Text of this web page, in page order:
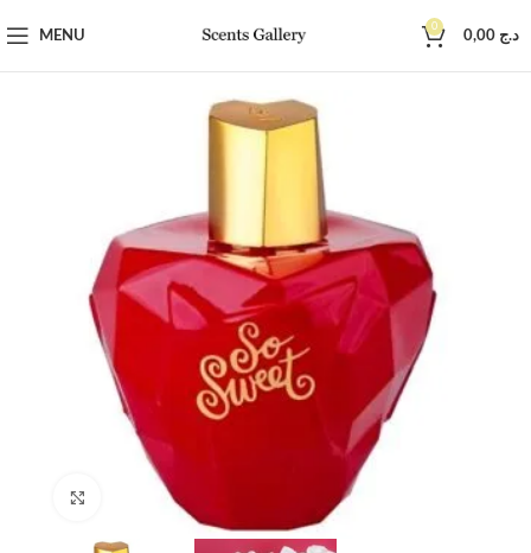
MENU
0
د.ج
Click to enlarge